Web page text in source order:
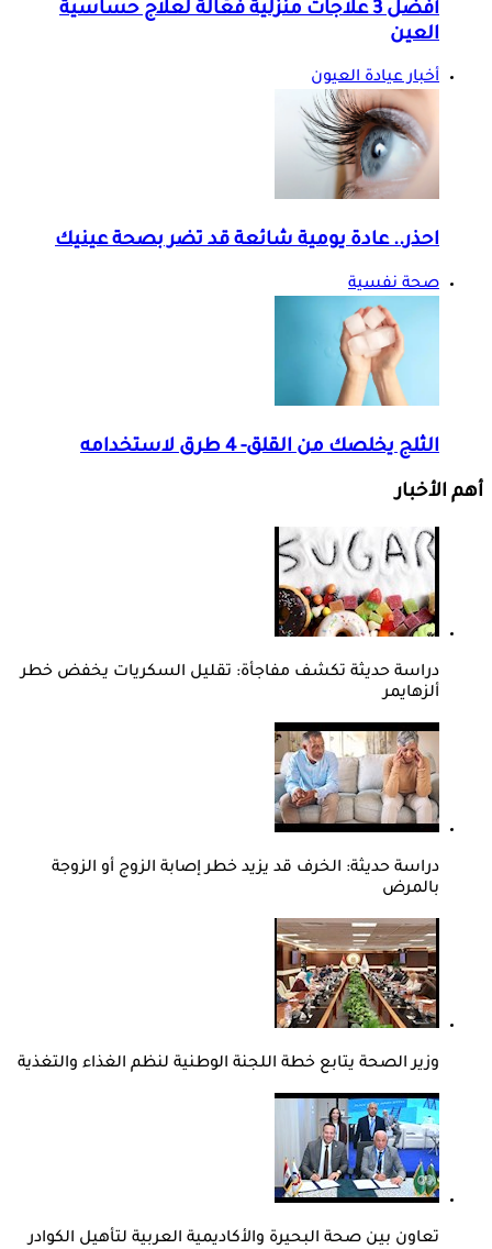
أفضل 3 علاجات منزلية فعّالة لعلاج حساسية
العين
أخبار عيادة العيون
احذر.. عادة يومية شائعة قد تضر بصحة عينيك
صحة نفسية
الثلج يخلصك من القلق- 4 طرق لاستخدامه
أهم الأخبار
دراسة حديثة تكشف مفاجأة: تقليل السكريات يخفض خطر
ألزهايمر
دراسة حديثة: الخرف قد يزيد خطر إصابة الزوج أو الزوجة
بالمرض
وزير الصحة يتابع خطة اللجنة الوطنية لنظم الغذاء والتغذية
تعاون بين صحة البحيرة والأكاديمية العربية لتأهيل الكوادر